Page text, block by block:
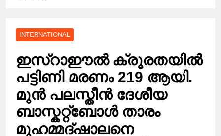
INTERNATIONAL
ഇസ്റാഈൽ ക്രൂരതയിൽ
പട്ടിണി മരണം 219 ആയി.
മുൻ പലസ്തീൻ ദേശീയ
ബാസ്കറ്റ്ബോൾ താരം
മുഹമ്മദ്ഷാലനെ